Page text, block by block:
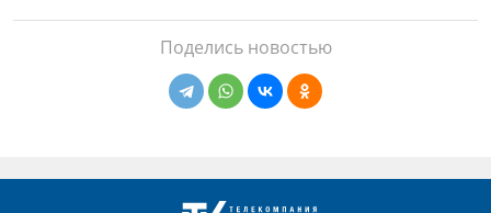
Поделись новостью